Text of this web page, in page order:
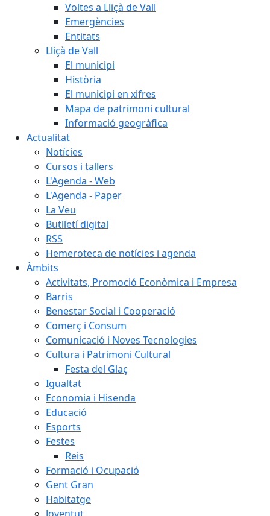
Voltes a Lliçà de Vall
Emergències
Entitats
Lliçà de Vall
El municipi
Història
El municipi en xifres
Mapa de patrimoni cultural
Informació geogràfica
Actualitat
Notícies
Cursos i tallers
L'Agenda - Web
L'Agenda - Paper
La Veu
Butlletí digital
RSS
Hemeroteca de notícies i agenda
Àmbits
Activitats, Promoció Econòmica i Empresa
Barris
Benestar Social i Cooperació
Comerç i Consum
Comunicació i Noves Tecnologies
Cultura i Patrimoni Cultural
Festa del Glaç
Igualtat
Economia i Hisenda
Educació
Esports
Festes
Reis
Formació i Ocupació
Gent Gran
Habitatge